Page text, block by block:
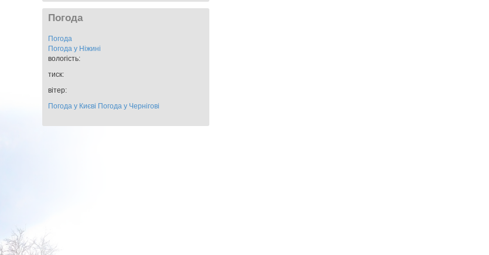
Погода
Погода
Погода у Ніжині
вологість:
тиск:
вітер:
Погода у Києві Погода у Чернігові